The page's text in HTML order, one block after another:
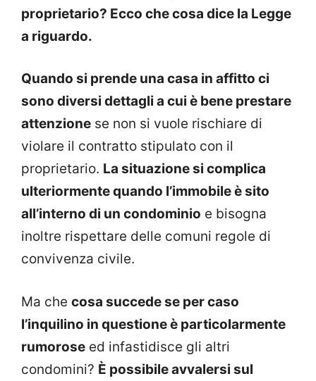
proprietario? Ecco che cosa dice la Legge
a riguardo.
Quando si prende una casa in affitto ci
sono diversi dettagli a cui è bene prestare
attenzione se non si vuole rischiare di
violare il contratto stipulato con il
proprietario. La situazione si complica
ulteriormente quando l’immobile è sito
all’interno di un condominio e bisogna
inoltre rispettare delle comuni regole di
convivenza civile.
Ma che cosa succede se per caso
l’inquilino in questione è particolarmente
rumorose ed infastidisce gli altri
condomini? È possibile avvalersi sul